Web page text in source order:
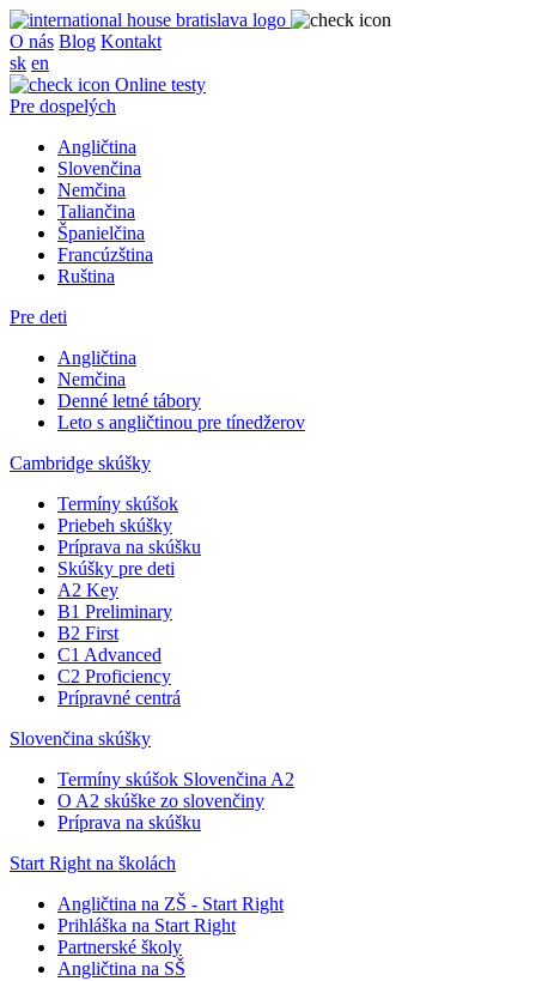
O nás Blog Kontakt
sk en
Online testy
Pre dospelých
Angličtina
Slovenčina
Nemčina
Taliančina
Španielčina
Francúzština
Ruština
Pre deti
Angličtina
Nemčina
Denné letné tábory
Leto s angličtinou pre tínedžerov
Cambridge skúšky
Termíny skúšok
Priebeh skúšky
Príprava na skúšku
Skúšky pre deti
A2 Key
B1 Preliminary
B2 First
C1 Advanced
C2 Proficiency
Prípravné centrá
Slovenčina skúšky
Termíny skúšok Slovenčina A2
O A2 skúške zo slovenčiny
Príprava na skúšku
Start Right na školách
Angličtina na ZŠ - Start Right
Prihláška na Start Right
Partnerské školy
Angličtina na SŠ